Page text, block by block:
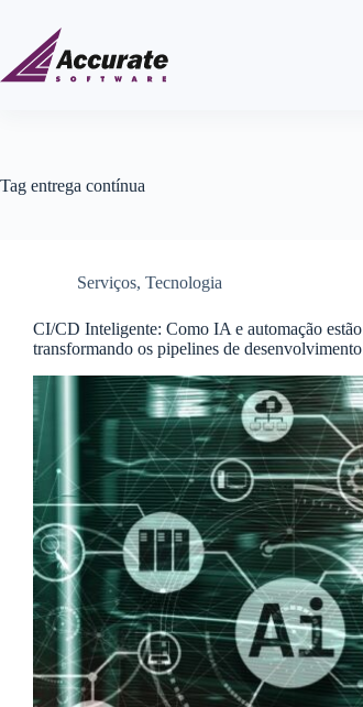
Tag entrega contínua
Serviços, Tecnologia
CI/CD Inteligente: Como IA e automação estão
transformando os pipelines de desenvolvimento